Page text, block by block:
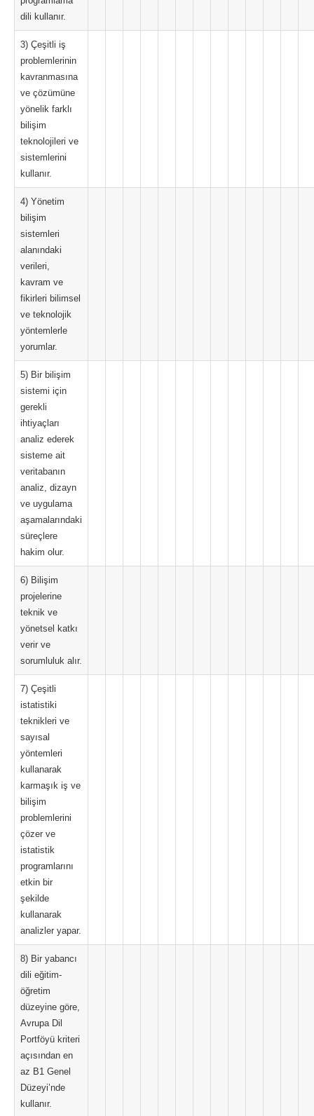
dili kullanır.
3) Çeşitli iş
problemlerinin
kavranmasına
ve çözümüne
yönelik farklı
bilişim
teknolojileri ve
sistemlerini
kullanır.
4) Yönetim
bilişim
sistemleri
alanındaki
verileri,
kavram ve
fikirleri bilimsel
ve teknolojik
yöntemlerle
yorumlar.
5) Bir bilişim
sistemi için
gerekli
ihtiyaçları
analiz ederek
sisteme ait
veritabanın
analiz, dizayn
ve uygulama
aşamalarındaki
süreçlere
hakim olur.
6) Bilişim
projelerine
teknik ve
yönetsel katkı
verir ve
sorumluluk alır.
7) Çeşitli
istatistiki
teknikleri ve
sayısal
yöntemleri
kullanarak
karmaşık iş ve
bilişim
problemlerini
çözer ve
istatistik
programlarını
etkin bir
şekilde
kullanarak
analizler yapar.
8) Bir yabancı
dili eğitim-
öğretim
düzeyine göre,
Avrupa Dil
Portföyü kriteri
açısından en
az B1 Genel
Düzeyi’nde
kullanır.